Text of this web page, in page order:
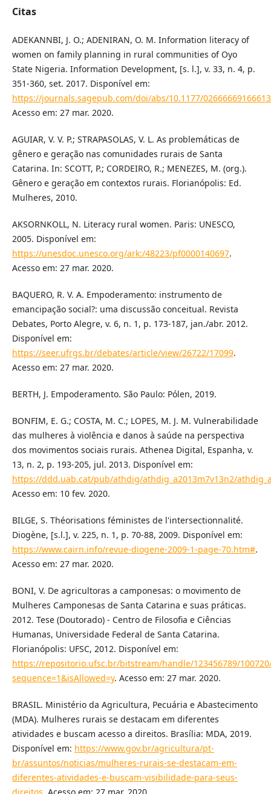
Citas
ADEKANNBI, J. O.; ADENIRAN, O. M. Information literacy of
women on family planning in rural communities of Oyo
State Nigeria. Information Development, [s. l.], v. 33, n. 4, p.
351-360, set. 2017. Disponível em:
https://journals.sagepub.com/doi/abs/10.1177/
Acesso em: 27 mar. 2020.
AGUIAR, V. V. P.; STRAPASOLAS, V. L. As problemáticas de
gênero e geração nas comunidades rurais de Santa
Catarina. In: SCOTT, P.; CORDEIRO, R.; MENEZES, M. (org.).
Gênero e geração em contextos rurais. Florianópolis: Ed.
Mulheres, 2010.
AKSORNKOLL, N. Literacy rural women. Paris: UNESCO,
2005. Disponível em:
https://unesdoc.unesco.org/ark:/48223/pf0000140697.
Acesso em: 27 mar. 2020.
BAQUERO, R. V. A. Empoderamento: instrumento de
emancipação social?: uma discussão conceitual. Revista
Debates, Porto Alegre, v. 6, n. 1, p. 173-187, jan./abr. 2012.
Disponível em:
https://seer.ufrgs.br/debates/article/view/26722/17099.
Acesso em: 27 mar. 2020.
BERTH, J. Empoderamento. São Paulo: Pólen, 2019.
BONFIM, E. G.; COSTA, M. C.; LOPES, M. J. M. Vulnerabilidade
das mulheres à violência e danos à saúde na perspectiva
dos movimentos sociais rurais. Athenea Digital, Espanha, v.
13, n. 2, p. 193-205, jul. 2013. Disponível em:
https://ddd.uab.cat/pub/athdig/athdig_a2013m7v13n2/
Acesso em: 10 fev. 2020.
BILGE, S. Théorisations féministes de l'intersectionnalité.
Diogène, [s.l.], v. 225, n. 1, p. 70-88, 2009. Disponível em:
https://www.cairn.info/revue-diogene-2009-1-page-70.htm#.
Acesso em: 27 mar. 2020.
BONI, V. De agricultoras a camponesas: o movimento de
Mulheres Camponesas de Santa Catarina e suas práticas.
2012. Tese (Doutorado) - Centro de Filosofia e Ciências
Humanas, Universidade Federal de Santa Catarina.
Florianópolis: UFSC, 2012. Disponível em:
https://repositorio.ufsc.br/bitstream/handle/123456789/
sequence=1&isAllowed=y. Acesso em: 27 mar. 2020.
BRASIL. Ministério da Agricultura, Pecuária e Abastecimento
(MDA). Mulheres rurais se destacam em diferentes
atividades e buscam acesso a direitos. Brasília: MDA, 2019.
Disponível em: https://www.gov.br/agricultura/pt-
br/assuntos/noticias/mulheres-rurais-se-destacam-em-
diferentes-atividades-e-buscam-visibilidade-para-seus-